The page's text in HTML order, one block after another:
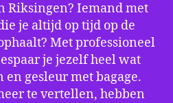
Riksingen? Iemand met
je altijd op tijd op de
Met professioneel
je jezelf heel wat
gesleur met bagage.
te vertellen, hebben